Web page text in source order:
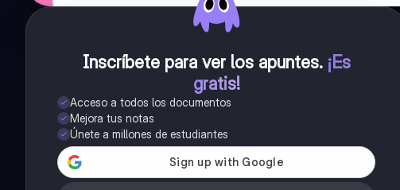
Inscríbete para ver los apuntes. ¡Es
gratis!
Acceso a todos los documentos
Mejora tus notas
Únete a millones de estudiantes